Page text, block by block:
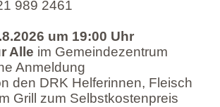
989 2461
um 19:00 Uhr
Alle im Gemeindezentrum
Anmeldung
den DRK Helferinnen, Fleisch
Grill zum Selbstkostenpreis